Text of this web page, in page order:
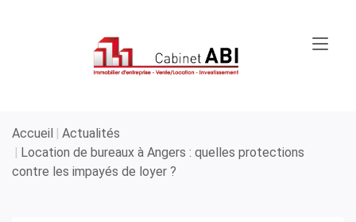
Accueil
Actualités
Location de bureaux à Angers : quelles protections
contre les impayés de loyer ?